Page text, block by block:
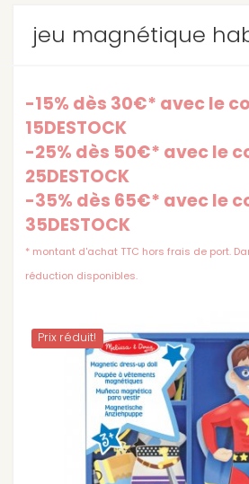
jeu magnétique
-15% dès 30€* avec le
15DESTOCK
-25% dès 50€* avec le
25DESTOCK
-35% dès 65€* avec le
35DESTOCK
* montant d'achat TTC hors frais de port.
réduction disponibles.
Prix ​​réduit!